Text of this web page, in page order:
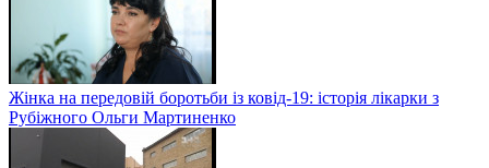
Жінка на передовій боротьби із ковід-19: історія лікарки з
Рубіжного Ольги Мартиненко